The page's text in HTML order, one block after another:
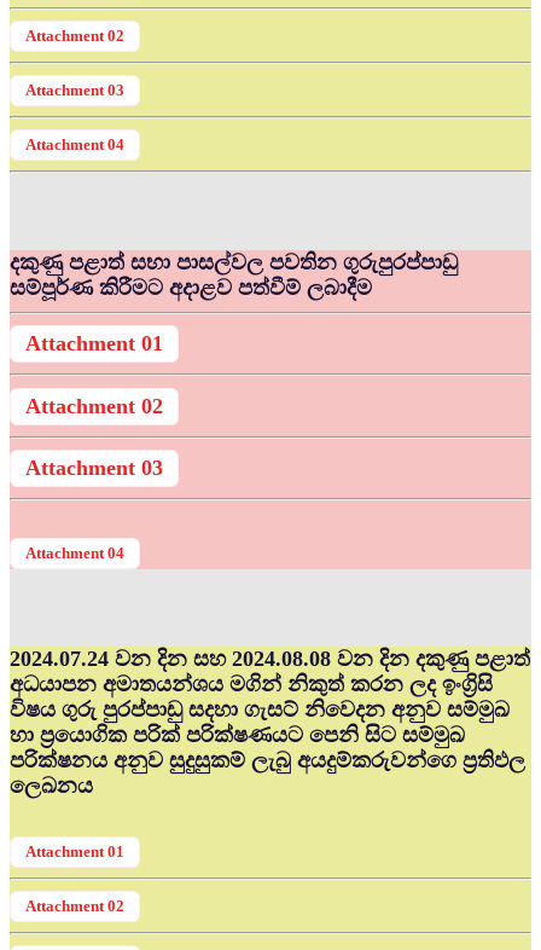
Attachment 02
Attachment 03
Attachment 04
දකුණු පළාත් සභා පාසල්වල පවතින ගුරුපුරප්පාඩු
සම්පූර්ණ කිරීමට අදාළව පත්වීම් ලබාදීම
Attachment 01
Attachment 02
Attachment 03
Attachment 04
2024.07.24 වන දින සහ 2024.08.08 වන දින දකුණු පළාත්
අධ‍යාපන අමාතයන්ශය මගින් නිකුත් කරන ලද ඉංග්‍රිසි
විෂය ගුරු පුරප්පාඩු සදහා ගැසට් නිවෙදන අනුව සම්මුඛ
හා ප්‍රයොගික පරික් පරික්ෂණයට පෙනි සිට සම්මුඛ
පරික්ෂනය අනුව සුදුසුකම් ලැබු අයදුම්කරුවන්ගෙ ප්‍රතිඵල
ලෙඛනය
Attachment 01
Attachment 02